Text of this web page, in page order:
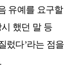
유예를 요구할
했던 말 등
렀다’라는 점을